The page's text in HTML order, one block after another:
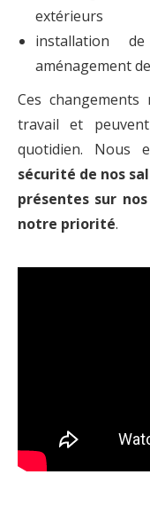
extérieurs
installation
aménagement
Ces
travail et
quotidien. Nous
sécurité de nos
présentes sur
notre priorité.